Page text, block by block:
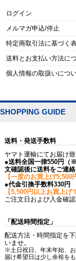
ログイン
メルマガ申込/停止
特定商取引法に基づく
送料とお支払い方法に
個人情報の取扱いにつ
SHOPPING GUIDE
送料・発送手数料
ヤマト運輸にてお届け致
●送料全国一律550円（
文確認後に送料をご連絡
【一度のお買上げ5,500
●代金引換手数料330円
【5,500円以上お買上げ
ご注文日および入金確
「配送時間指定」
配送方法・時間指定を
いませ。
※土日祝日、年末年始、
届け希望日は少し余裕を